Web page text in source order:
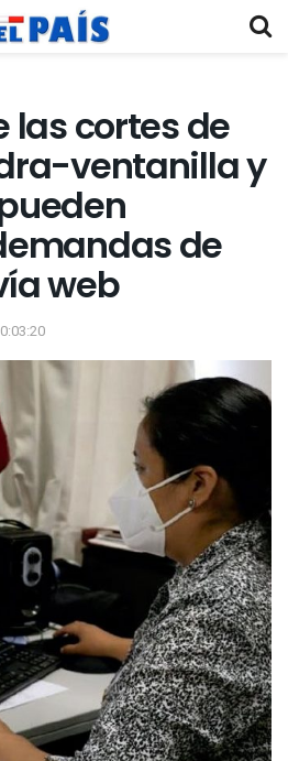
las cortes de
ventanilla y
de
web